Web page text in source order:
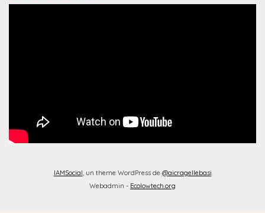
IAMSocial, un theme WordPress de @aicragellebasi
Webadmin - Ecolowtech.org